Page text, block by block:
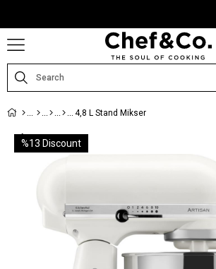
4,8 L Stand Mikser
%13 Discount